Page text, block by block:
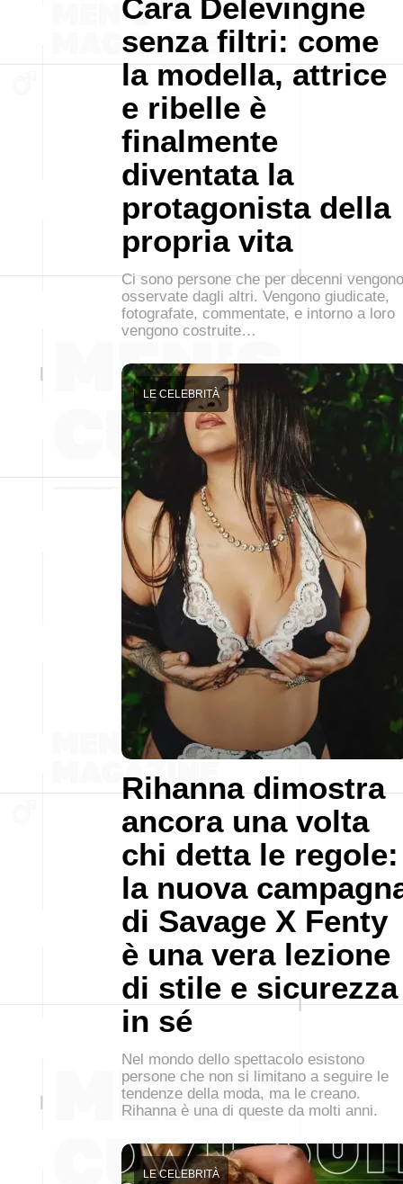
Cara Delevingne
senza filtri: come
la modella, attrice
e ribelle è
finalmente
diventata la
protagonista della
propria vita
Ci sono persone che per decenni vengono
osservate dagli altri. Vengono giudicate,
fotografate, commentate, e intorno a loro
vengono costruite…
Rihanna dimostra
ancora una volta
chi detta le regole:
la nuova
di Savage X Fenty
è una vera lezione
di stile e sicurezza
in sé
LE CELEBRITÀ
Nel mondo dello spettacolo esistono
persone che non si limitano a seguire le
tendenze della moda, ma le creano.
Rihanna è una di queste da molti anni.
LE CELEBRITÀ